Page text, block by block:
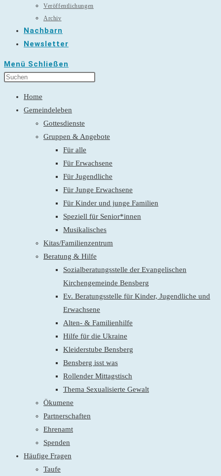
Veröffentlichungen
Archiv
Nachbarn
Newsletter
Menü Schließen
Home
Gemeindeleben
Gottesdienste
Gruppen & Angebote
Für alle
Für Erwachsene
Für Jugendliche
Für Junge Erwachsene
Für Kinder und junge Familien
Speziell für Senior*innen
Musikalisches
Kitas/Familienzentrum
Beratung & Hilfe
Sozialberatungsstelle der Evangelischen
Kirchengemeinde Bensberg
Ev. Beratungsstelle für Kinder, Jugendliche und
Erwachsene
Alten- & Familienhilfe
Hilfe für die Ukraine
Kleiderstube Bensberg
Bensberg isst was
Rollender Mittagstisch
Thema Sexualisierte Gewalt
Ökumene
Partnerschaften
Ehrenamt
Spenden
Häufige Fragen
Taufe